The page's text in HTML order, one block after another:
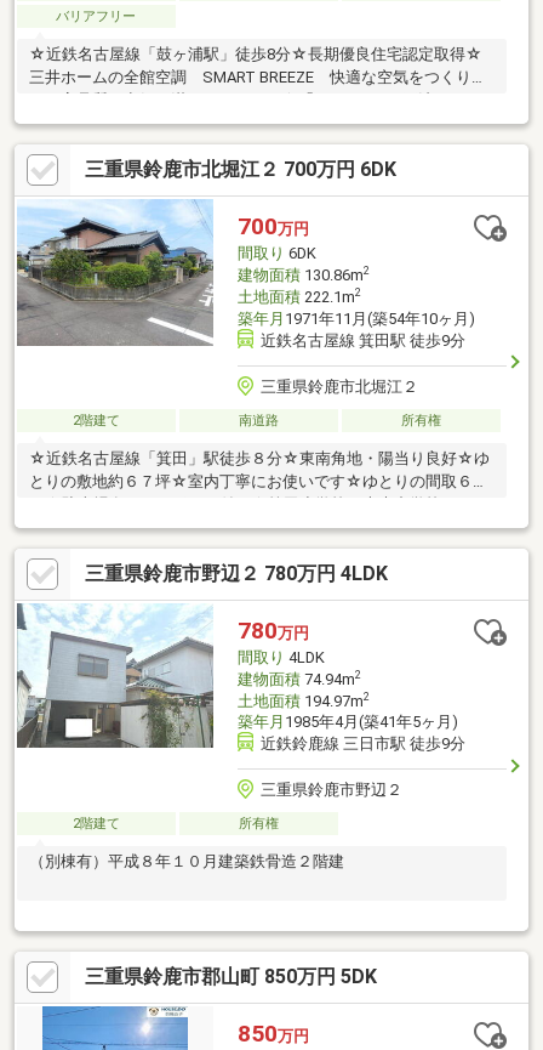
バリアフリー
☆近鉄名古屋線「鼓ヶ浦駅」徒歩8分☆長期優良住宅認定取得☆
三井ホームの全館空調 SMART BREEZE 快適な空気をつくり続
の空気をまもり続ける高断熱・高気密な構造躯体☆リビング吹き
抜けプラン 明るく、解放感☆収納充実☆室内大変丁寧にお使い
です☆駐車３台可能☆太陽光発電システム付き
三重県鈴鹿市北堀江２ 700万円 6DK
700万円
間取り 6DK
建物面積130.86m2
土地面積222.1m2
築年月 1971年11月(築54年10ヶ月)
近鉄名古屋線 箕田駅 徒歩9分
三重県鈴鹿市北堀江２
2階建て 南道路 所有権
☆近鉄名古屋線「箕田」駅徒歩８分☆東南角地・陽当り良好☆ゆ
とりの敷地約６７坪☆室内丁寧にお使いです☆ゆとりの間取６Ｄ
Ｋ☆駐車場有（カーポート付）☆箕田小学校・大木中学校
三重県鈴鹿市野辺２ 780万円 4LDK
780万円
間取り 4LDK
建物面積74.94m2
土地面積194.97m2
築年月 1985年4月(築41年5ヶ月)
近鉄鈴鹿線 三日市駅 徒歩9分
三重県鈴鹿市野辺２
2階建て 所有権
（別棟有）平成８年１０月建築鉄骨造２階建
三重県鈴鹿市郡山町 850万円 5DK
850万円